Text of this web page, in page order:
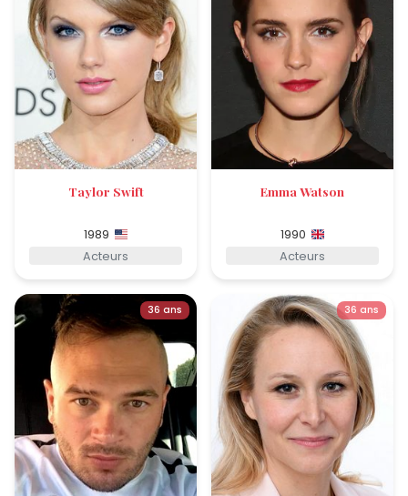
Taylor Swift
1989
Acteurs
Emma Watson
1990
Acteurs
36 ans 36 ans